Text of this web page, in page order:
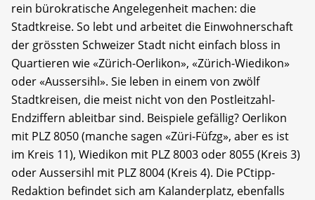
rein bürokratische Angelegenheit machen: die
Stadtkreise. So lebt und arbeitet die Einwohnerschaft
der grössten Schweizer Stadt nicht einfach bloss in
Quartieren wie «Zürich-Oerlikon», «Zürich-Wiedikon»
oder «Aussersihl». Sie leben in einem von zwölf
Stadtkreisen, die meist nicht von den Postleitzahl-
Endziffern ableitbar sind. Beispiele gefällig? Oerlikon
mit PLZ 8050 (manche sagen «Züri-Füfzg», aber es ist
im Kreis 11), Wiedikon mit PLZ 8003 oder 8055 (Kreis 3)
oder Aussersihl mit PLZ 8004 (Kreis 4). Die PCtipp-
Redaktion befindet sich am Kalanderplatz, ebenfalls